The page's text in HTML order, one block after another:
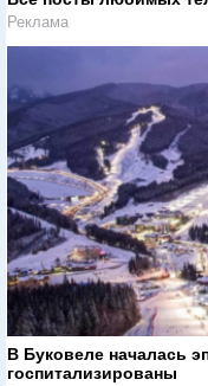
Реклама
В Буковеле началась
госпитализированы